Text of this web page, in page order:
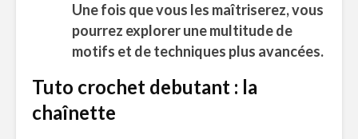
Une fois que vous les maîtriserez, vous
pourrez explorer une multitude de
motifs et de techniques plus avancées.
Tuto crochet debutant : la
chaînette